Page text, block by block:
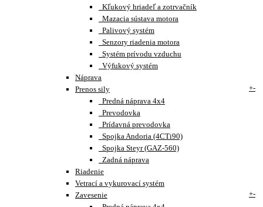
Kľukový hriadeľ a zotrvačník
Mazacia sústava motora
Palivový systém
Senzory riadenia motora
Systém prívodu vzduchu
Výfukový systém
Náprava
Prenos sily
+-
Predná náprava 4x4
Prevodovka
Prídavná prevodovka
Spojka Andoria (4CTi90)
Spojka Steyr (GAZ-560)
Zadná náprava
Riadenie
Vetrací a vykurovací systém
Zavesenie
+-